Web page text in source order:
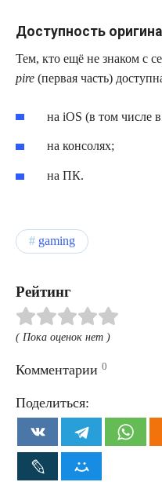
Доступность
Тем, кто ещё не знаком с
pire (первая часть)
на iOS (в том числе
на консолях;
на ПК.
gaming
Рейтинг
( Пока оценок нет )
Комментарии 0
Поделиться: